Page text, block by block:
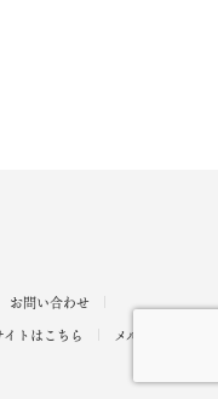
お問い合わせ
トはこちら
メルマガ